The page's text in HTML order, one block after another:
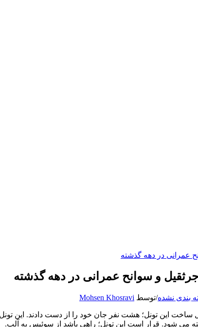
بندی نشده/توسط Mohsen Khosravi
می شود. قرار است این تونل؛ راهی باشد از سوئیس به آلپ.